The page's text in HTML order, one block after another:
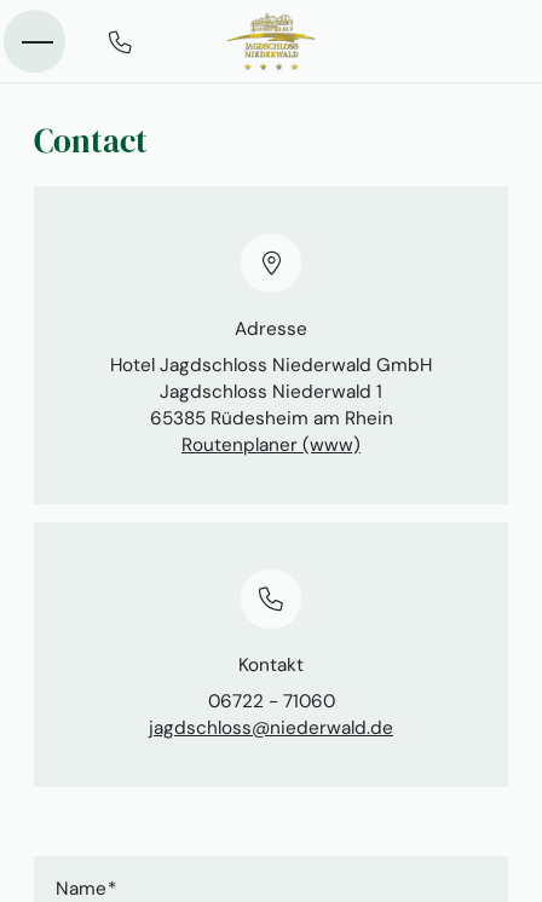
Contact
Kontakt
06722 - 71060
jagdschloss@niederwald.de
Adresse
Hotel Jagdschloss Niederwald GmbH
Jagdschloss Niederwald 1
65385 Rüdesheim am Rhein
Routenplaner (www)
Name